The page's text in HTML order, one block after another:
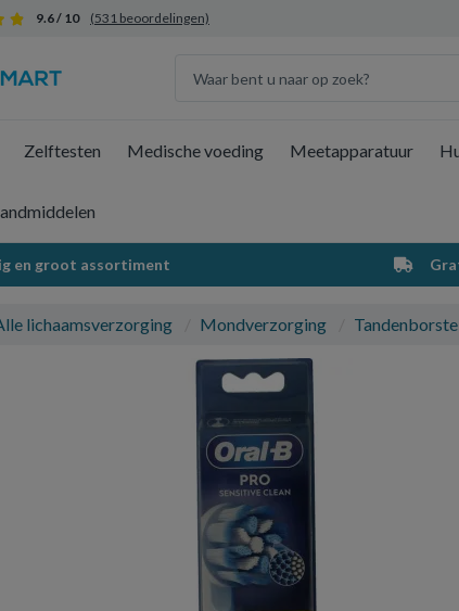
9.6 / 10 (531 beoordelingen)
Zelftesten Medische voeding Meetapparatuur
en groot assortiment
lichaamsverzorging Mondverzorging